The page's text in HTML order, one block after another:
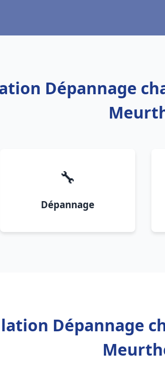
Dépannage
🔧
Dépannage
Dépannage